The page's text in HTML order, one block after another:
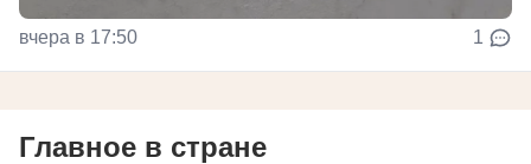
вчера в 17:50 1
Главное в стране